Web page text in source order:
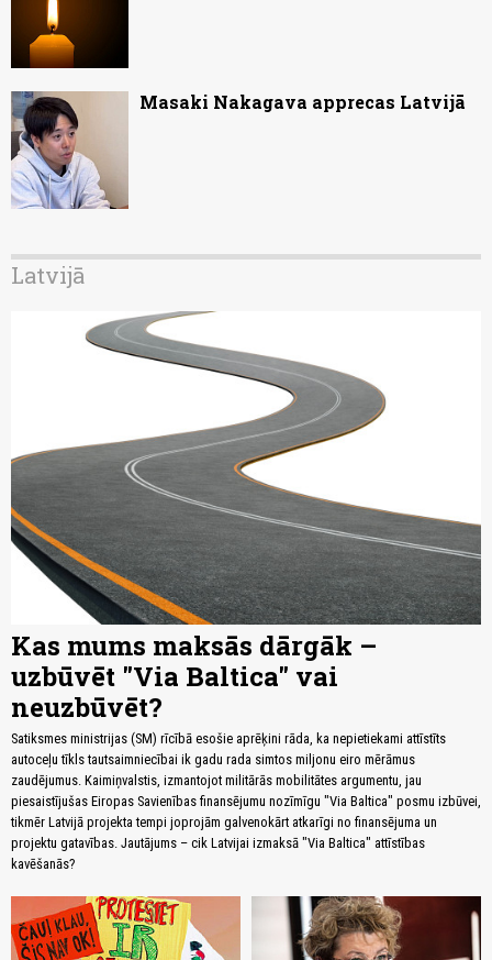
Masaki Nakagava apprecas Latvijā
Latvijā
Kas mums maksās dārgāk –
uzbūvēt "Via Baltica" vai
neuzbūvēt?
Satiksmes ministrijas (SM) rīcībā esošie aprēķini rāda, ka nepietiekami attīstīts
autoceļu tīkls tautsaimniecībai ik gadu rada simtos miljonu eiro mērāmus
zaudējumus. Kaimiņvalstis, izmantojot militārās mobilitātes argumentu, jau
piesaistījušas Eiropas Savienības finansējumu nozīmīgu "Via Baltica" posmu izbūvei,
tikmēr Latvijā projekta tempi joprojām galvenokārt atkarīgi no finansējuma un
projektu gatavības. Jautājums – cik Latvijai izmaksā "Via Baltica" attīstības
kavēšanās?